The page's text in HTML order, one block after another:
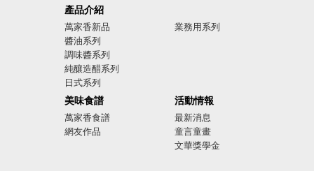
廣告影音
產品介紹
萬家香新品
醬油系列
調味醬系列
純釀造醋系列
日式系列
業務用系列
美味食譜
萬家香食譜
網友作品
活動情報
最新消息
童言童畫
文華獎學金